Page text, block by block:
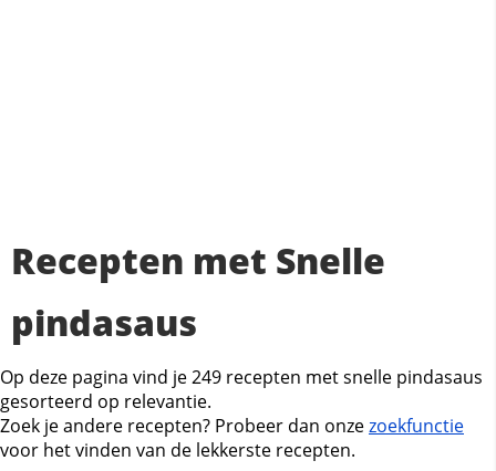
Recepten met Snelle
pindasaus
Op deze pagina vind je 249 recepten met snelle pindasaus
gesorteerd op relevantie.
Zoek je andere recepten? Probeer dan onzezoekfunctie
voor het vinden van de lekkerste recepten.